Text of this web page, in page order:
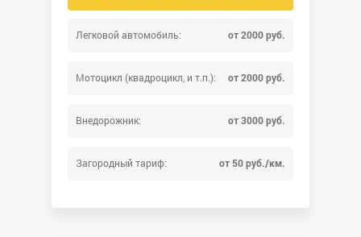
Легковой автомобиль: от 2000 руб.
Мотоцикл (квадроцикл, и т.п.): от 2000 руб.
Внедорожник: от 3000 руб.
Загородный тариф: от 50 руб./км.